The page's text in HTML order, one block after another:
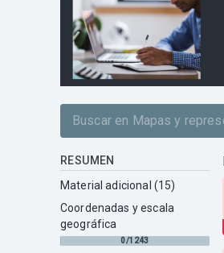
RESUMEN
Material adicional (15)
Coordenadas y escala
geográfica
0/1243